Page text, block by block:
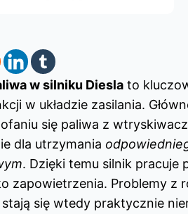
w silniku Diesla to
w układzie zasilania.
się paliwa z
dla utrzymania
. Dzięki temu silnik pracuje
zapowietrzenia. Problemy z
się wtedy praktycznie